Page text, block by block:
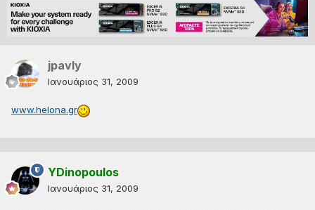
jpavly
Ιανουάριος 31, 2009
www.helona.gr
YDinopoulos
Ιανουάριος 31, 2009